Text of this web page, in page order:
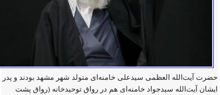
حضرت‌ آیت‌الله العظمی سیدعلی خامنه‌‌ای متولد شهر مشهد بودند و پدر
ایشان آیت‌الله سیدجواد خامنه‌ای هم در رواق توحیدخانه (رواق پشت